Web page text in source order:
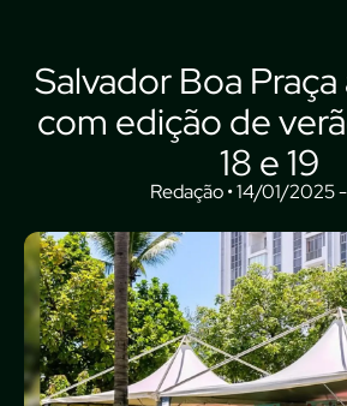
Salvador Boa
com edição de
18 e 19
Redação • 14/01/2025